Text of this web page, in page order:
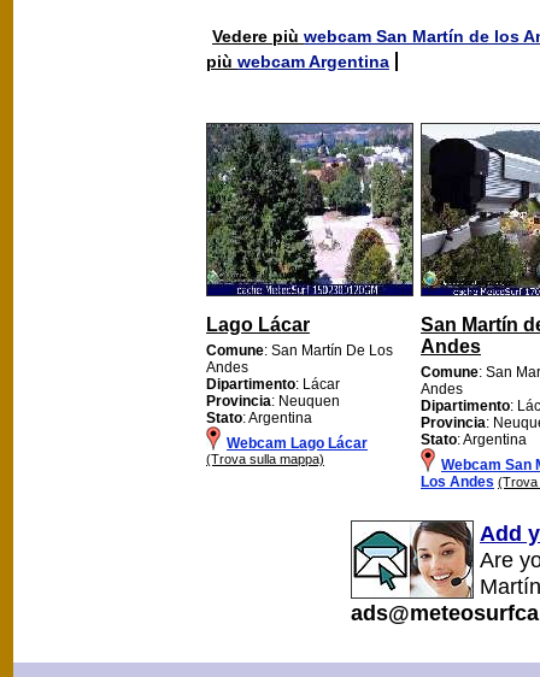
Vedere più webcam San Martín de los
più webcam Argentina
Lago Lácar
Comune: San Martín De Los
Andes
Dipartimento: Lácar
Provincia: Neuquen
Stato: Argentina
Webcam Lago Lácar
(Trova sulla mappa)
San Martín
Andes
Comune: San
Andes
Dipartimento:
Provincia:
Stato: Argentina
Webcam San
Los Andes (Trova
Add
Are